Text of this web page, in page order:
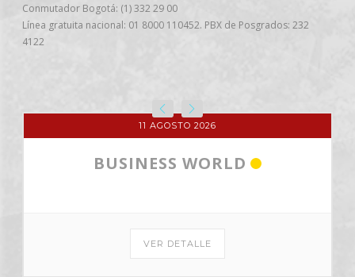
Conmutador Bogotá: (1) 332 29 00
Línea gratuita nacional: 01 8000 110452. PBX de Posgrados: 232
4122
11 AGOSTO 2026
BUSINESS WORLD
VER DETALLE